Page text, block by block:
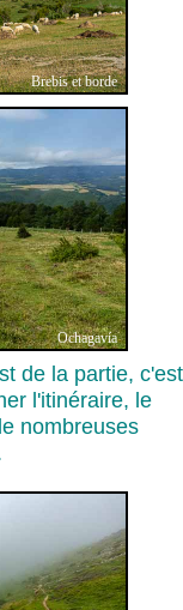
Brebis et borde
Ochagavía
de la partie, c'est
l'itinéraire, le
nombreuses